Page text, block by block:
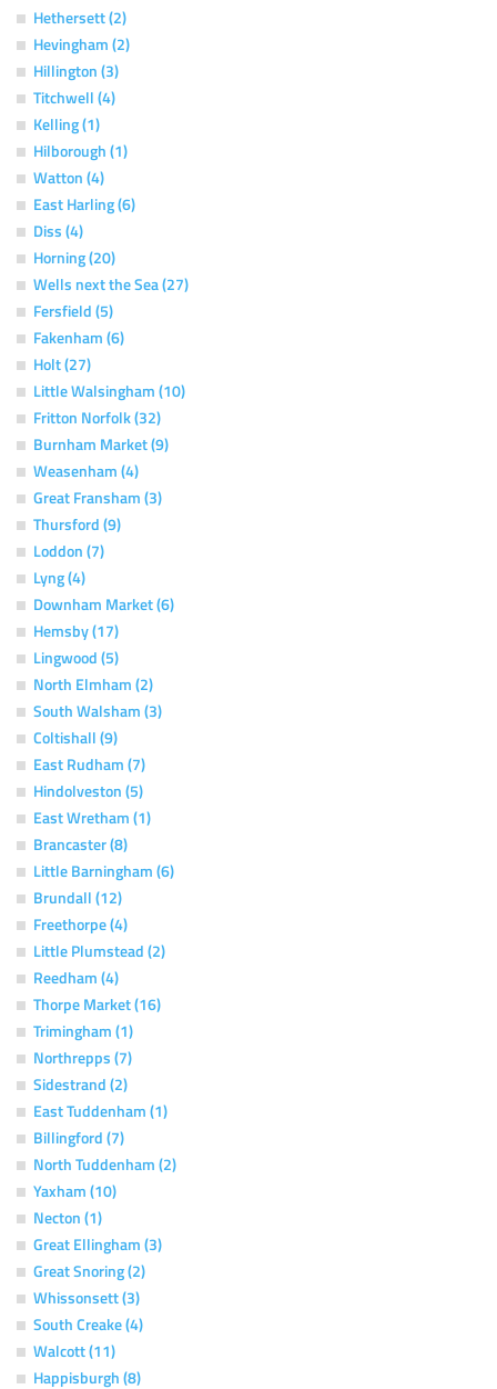
Hethersett (2)
Hevingham (2)
Hillington (3)
Titchwell (4)
Kelling (1)
Hilborough (1)
Watton (4)
East Harling (6)
Diss (4)
Horning (20)
Wells next the Sea (27)
Fersfield (5)
Fakenham (6)
Holt (27)
Little Walsingham (10)
Fritton Norfolk (32)
Burnham Market (9)
Weasenham (4)
Great Fransham (3)
Thursford (9)
Loddon (7)
Lyng (4)
Downham Market (6)
Hemsby (17)
Lingwood (5)
North Elmham (2)
South Walsham (3)
Coltishall (9)
East Rudham (7)
Hindolveston (5)
East Wretham (1)
Brancaster (8)
Little Barningham (6)
Brundall (12)
Freethorpe (4)
Little Plumstead (2)
Reedham (4)
Thorpe Market (16)
Trimingham (1)
Northrepps (7)
Sidestrand (2)
East Tuddenham (1)
Billingford (7)
North Tuddenham (2)
Yaxham (10)
Necton (1)
Great Ellingham (3)
Great Snoring (2)
Whissonsett (3)
South Creake (4)
Walcott (11)
Happisburgh (8)